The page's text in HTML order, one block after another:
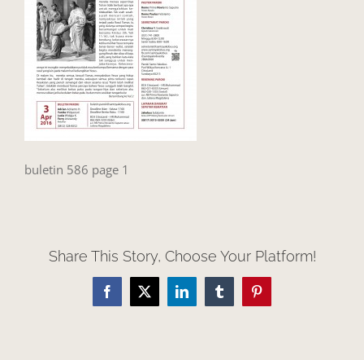
buletin 586 page 1
Share This Story, Choose Your Platform!
Facebook
X LinkedInTumblrPinterest